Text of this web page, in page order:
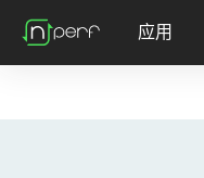
应用